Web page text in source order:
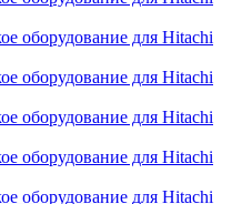
оборудование для Hitachi
оборудование для Hitachi
оборудование для Hitachi
оборудование для Hitachi
оборудование для Hitachi